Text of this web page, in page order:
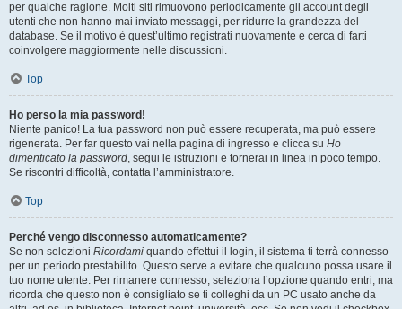
per qualche ragione. Molti siti rimuovono periodicamente gli account degli
utenti che non hanno mai inviato messaggi, per ridurre la grandezza del
database. Se il motivo è quest’ultimo registrati nuovamente e cerca di farti
coinvolgere maggiormente nelle discussioni.
Top
Ho perso la mia password!
Niente panico! La tua password non può essere recuperata, ma può essere
rigenerata. Per far questo vai nella pagina di ingresso e clicca su Ho
dimenticato la password, segui le istruzioni e tornerai in linea in poco tempo.
Se riscontri difficoltà, contatta l’amministratore.
Top
Perché vengo disconnesso automaticamente?
Se non selezioni Ricordami quando effettui il login, il sistema ti terrà connesso
per un periodo prestabilito. Questo serve a evitare che qualcuno possa usare il
tuo nome utente. Per rimanere connesso, seleziona l’opzione quando entri, ma
ricorda che questo non è consigliato se ti colleghi da un PC usato anche da